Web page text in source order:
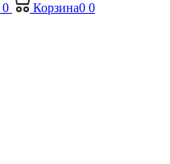
0 Корзина0 0